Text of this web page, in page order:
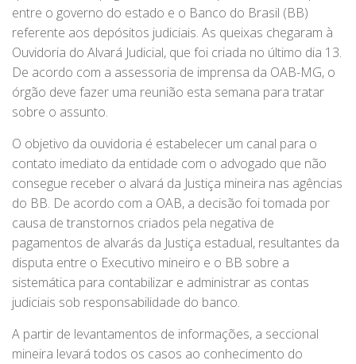
entre o governo do estado e o Banco do Brasil (BB)
referente aos depósitos judiciais. As queixas chegaram à
Ouvidoria do Alvará Judicial, que foi criada no último dia 13.
De acordo com a assessoria de imprensa da OAB-MG, o
órgão deve fazer uma reunião esta semana para tratar
sobre o assunto.
O objetivo da ouvidoria é estabelecer um canal para o
contato imediato da entidade com o advogado que não
consegue receber o alvará da Justiça mineira nas agências
do BB. De acordo com a OAB, a decisão foi tomada por
causa de transtornos criados pela negativa de
pagamentos de alvarás da Justiça estadual, resultantes da
disputa entre o Executivo mineiro e o BB sobre a
sistemática para contabilizar e administrar as contas
judiciais sob responsabilidade do banco.
A partir de levantamentos de informações, a seccional
mineira levará todos os casos ao conhecimento do